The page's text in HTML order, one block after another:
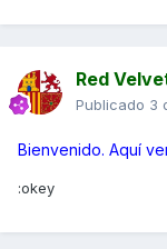
Red
Publicado 3
Bienvenido. Aquí
:okey